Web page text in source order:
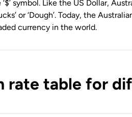
symbol. Like the US Dollar,
or ‘Dough’. Today, the
currency in the world.
rate table for